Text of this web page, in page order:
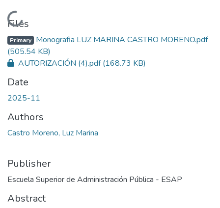
Loading...
Files
Primary Monografia LUZ MARINA CASTRO MORENO.pdf
(505.54 KB)
AUTORIZACIÓN (4).pdf(168.73 KB)
Date
2025-11
Authors
Castro Moreno, Luz Marina
Publisher
Escuela Superior de Administración Pública - ESAP
Abstract